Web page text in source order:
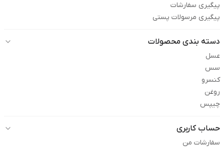
پیگیری سفارشات
پیگیری مرسولات پستی
دسته بندی محصولات
عسل
سس
کنسرو
روغن
چیپس
حساب کاربری
سفارشات من